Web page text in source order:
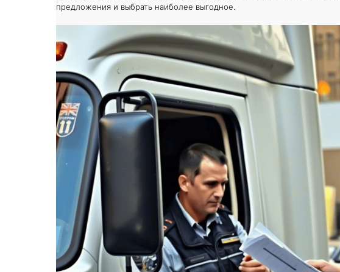
предложения и выбрать наиболее выгодное.